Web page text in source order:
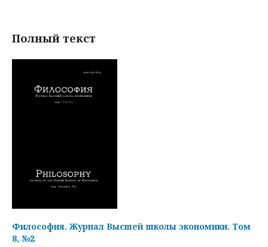
Полный текст
Философия. Журнал Высшей школы экономики. Том
8, №2